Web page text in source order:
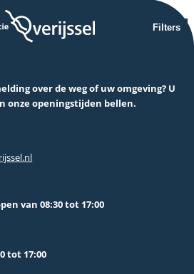
Filters
over de weg of uw omgeving? U
onze openingstijden bellen.
van 08:30 tot 17:00
tot 17:00